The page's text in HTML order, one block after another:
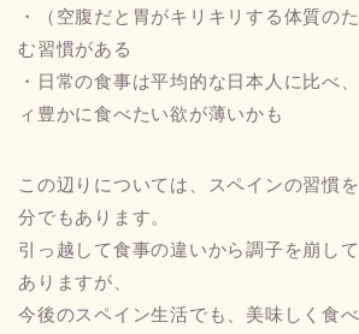
・（空腹だと胃がキリキリする体質の
む習慣がある
・日常の食事は平均的な日本人に比べ
ィ豊かに食べたい欲が薄いかも
この辺りについては、スペインの習慣
分でもあります。
引っ越して食事の違いから調子を崩し
ありますが、
今後のスペイン生活でも、美味しく食